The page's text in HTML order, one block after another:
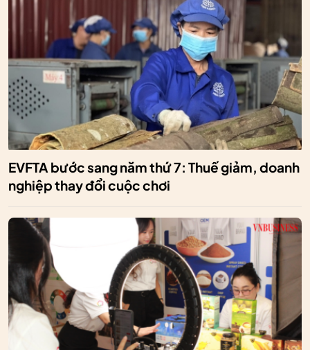
EVFTA bước sang năm thứ 7: Thuế giảm, doanh
nghiệp thay đổi cuộc chơi